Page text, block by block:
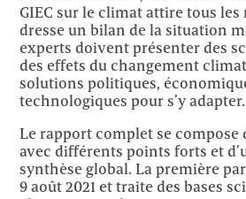
GIEC sur le climat attire tous les
dresse un bilan de la situation
experts doivent présenter des
des effets du changement
solutions politiques,
technologiques pour s’y adapter.
Le rapport complet se compose
avec différents points forts et
synthèse global. La première
9 août 2021 et traite des bases